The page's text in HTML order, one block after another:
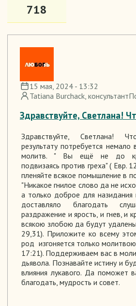
718
15 мая, 2024 - 13:32
Tatiana Burchack, консультант
Здравствуйте, Светлана!
Здравствуйте, Светлана!
результату потребуется немало
молитв. " Вы ещё не до
подвизаясь против греха" ( Евр.
пленяйте всякое помышление в
"Никакое гнилое слово да не
а только доброе для
доставляло благодать
раздражение и ярость, и гнев, и
всякою злобою да будут
29,31). Приложите ко всему
род изгоняется только
17:21). Поддерживаем вас в
дьявола. Познавайте истину и
влияния лукавого. Да поможет
благодать, мудрость и совет.